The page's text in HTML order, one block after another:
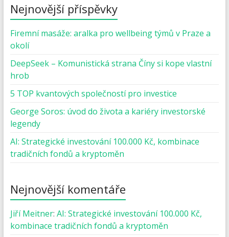
Nejnovější příspěvky
Firemní masáže: aralka pro wellbeing týmů v Praze a
okolí
DeepSeek – Komunistická strana Číny si kope vlastní
hrob
5 TOP kvantových společností pro investice
George Soros: úvod do života a kariéry investorské
legendy
AI: Strategické investování 100.000 Kč, kombinace
tradičních fondů a kryptoměn
Nejnovější komentáře
Jiří Meitner: AI: Strategické investování 100.000 Kč,
kombinace tradičních fondů a kryptoměn